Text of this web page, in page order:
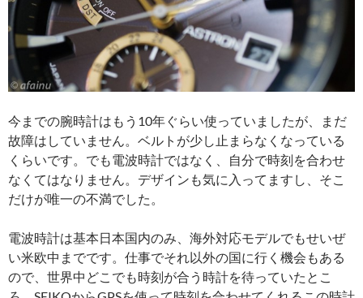
今までの腕時計はもう10年ぐらい使っていましたが、まだ
故障はしていません。ベルトが少し止まらなくなっている
くらいです。でも電波時計ではなく、自分で時刻を合わせ
なくてはなりません。デザインも気に入ってますし、そこ
だけが唯一の不満でした。
電波時計は基本日本国内のみ、海外対応モデルでもせいぜ
い米欧中までです。仕事でそれ以外の国に行く機会もある
ので、世界中どこでも時刻が合う時計を待っていたとこ